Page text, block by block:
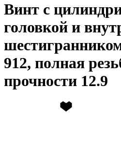
Винт с
головкой и
912, полная
прочности 12.9